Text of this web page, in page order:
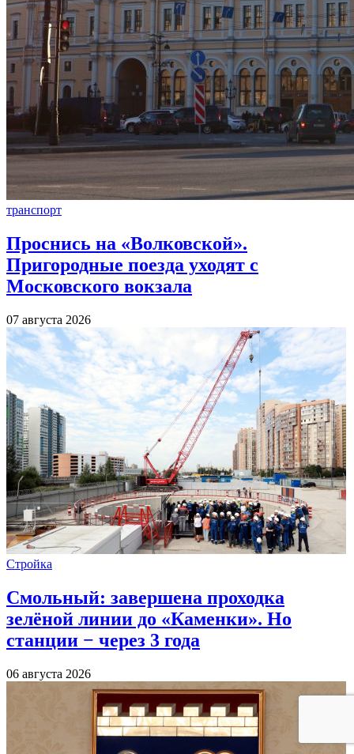
транспорт
Проснись на «Волковской».
Пригородные поезда уходят с
Московского вокзала
07 августа 2026
Стройка
Смольный: завершена проходка
зелёной линии до «Каменки». Но
станции − через 3 года
06 августа 2026